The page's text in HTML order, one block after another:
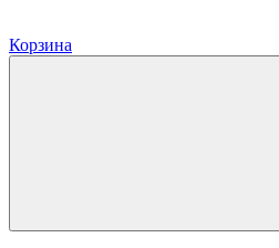
Корзина